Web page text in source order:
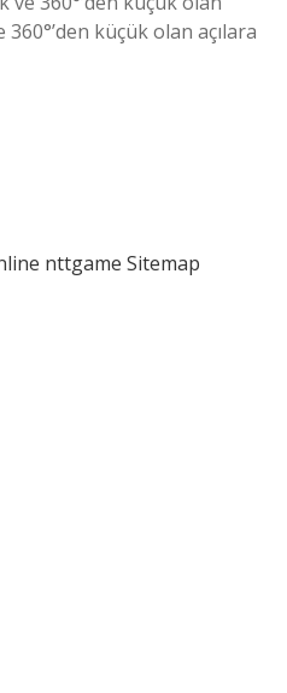
360°’den küçük olan açılara
nttgame Sitemap